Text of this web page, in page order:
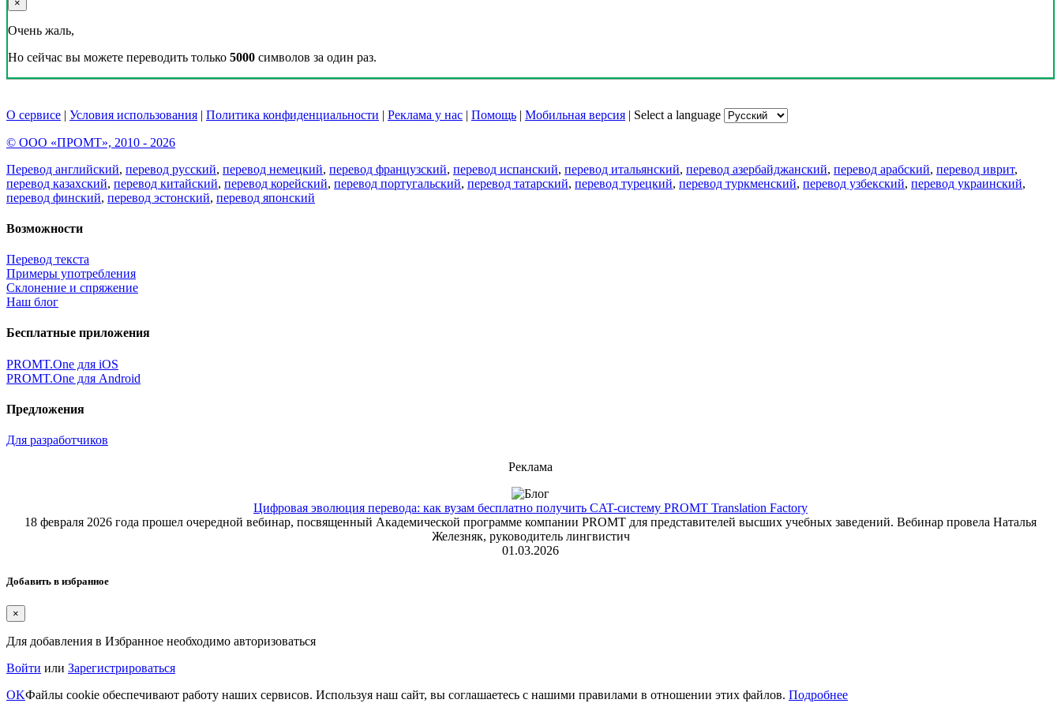
×
Очень жаль,
Но сейчас вы можете переводить только 5000 символов за один раз.
О сервисе | Условия использования | Политика конфиденциальности | Реклама у нас | Помощь | Мобильная версия | Select a language
© ООО «ПРОМТ», 2010 - 2026
Перевод английский, перевод русский, перевод немецкий, перевод французский, перевод испанский, перевод итальянский, перевод азербайджанский, перевод арабский, перевод иврит,
перевод казахский, перевод китайский, перевод корейский, перевод португальский, перевод татарский, перевод турецкий, перевод туркменский, перевод узбекский, перевод украинский,
перевод финский, перевод эстонский, перевод японский
Возможности
Перевод текста
Примеры употребления
Склонение и спряжение
Наш блог
Бесплатные приложения
PROMT.One для iOS
PROMT.One для Android
Предложения
Для разработчиков
Реклама
Цифровая эволюция перевода: как вузам бесплатно получить CAT-систему PROMT Translation Factory
18 февраля 2026 года прошел очередной вебинар, посвященный Академической программе компании PROMT для представителей высших учебных заведений. Вебинар провела Наталья
Железняк, руководитель лингвистич
01.03.2026
Добавить в избранное
×
Для добавления в Избранное необходимо авторизоваться
Войти или Зарегистрироваться
OKФайлы cookie обеспечивают работу наших сервисов. Используя наш сайт, вы соглашаетесь с нашими правилами в отношении этих файлов. Подробнее